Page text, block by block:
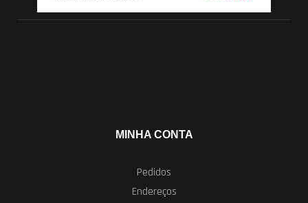
MINHA CONTA
Pedidos
Endereços